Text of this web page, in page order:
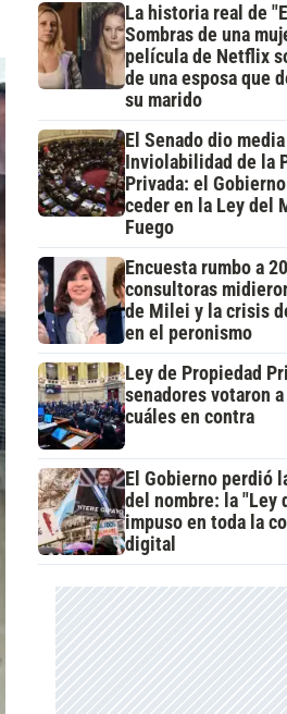
La historia real de
Sombras de una
película de Netflix
de una esposa que
su marido
El Senado dio
Inviolabilidad de la
Privada: el
ceder en la Ley del
Fuego
Encuesta rumbo a
consultoras
de Milei y la crisis
en el peronismo
Ley de Propiedad
senadores votaron
cuáles en contra
El Gobierno perdió
del nombre: la "Ley
impuso en toda la
digital